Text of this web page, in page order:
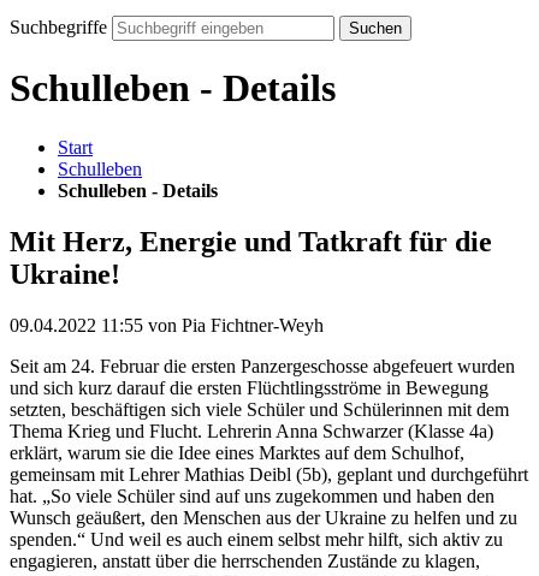
Suchbegriffe Suchen
Schulleben - Details
Start
Schulleben
Schulleben - Details
Mit Herz, Energie und Tatkraft für die
Ukraine!
09.04.2022 11:55 von Pia Fichtner-Weyh
Seit am 24. Februar die ersten Panzergeschosse abgefeuert wurden
und sich kurz darauf die ersten Flüchtlingsströme in Bewegung
setzten, beschäftigen sich viele Schüler und Schülerinnen mit dem
Thema Krieg und Flucht. Lehrerin Anna Schwarzer (Klasse 4a)
erklärt, warum sie die Idee eines Marktes auf dem Schulhof,
gemeinsam mit Lehrer Mathias Deibl (5b), geplant und durchgeführt
hat. „So viele Schüler sind auf uns zugekommen und haben den
Wunsch geäußert, den Menschen aus der Ukraine zu helfen und zu
spenden.“ Und weil es auch einem selbst mehr hilft, sich aktiv zu
engagieren, anstatt über die herrschenden Zustände zu klagen,